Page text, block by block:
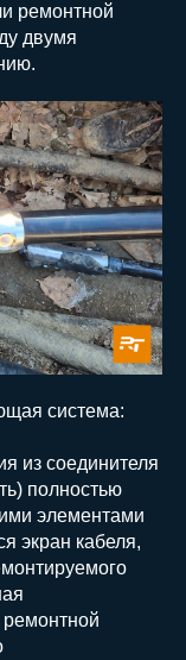
ремонтной
двумя
система:
из соединителя
полностью
элементами
экран кабеля,
ремонтной